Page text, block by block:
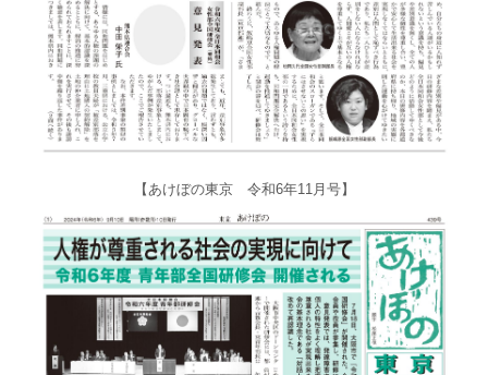
【あけぼの東京 令和6年11月号】